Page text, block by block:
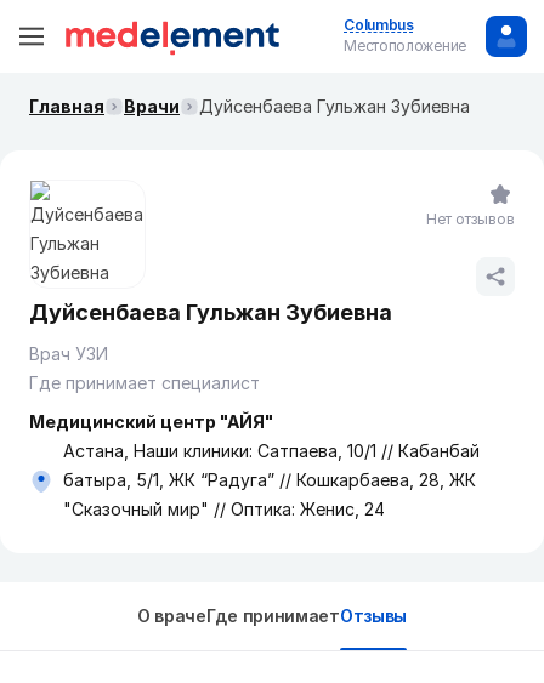
Columbus
Местоположение
Главная Врачи Дуйсенбаева Гульжан Зубиевна
Дуйсенбаева Гульжан Зубиевна
Врач УЗИ
Где принимает специалист
Медицинский центр "АЙЯ"
Астана, Наши клиники: Сатпаева, 10/1 // Кабанбай
батыра, 5/1, ЖК “Радуга” // Кошкарбаева, 28, ЖК
"Сказочный мир" // Оптика: Женис, 24
Нет отзывов
О врачеГде принимаетОтзывы